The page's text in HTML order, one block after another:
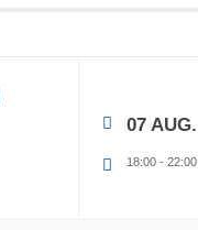
07 AUG.
18:00 - 22:00